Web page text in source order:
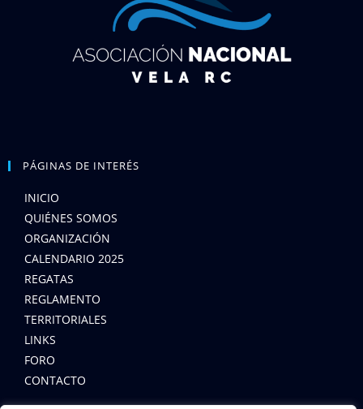
PÁGINAS DE INTERÉS
INICIO
QUIÉNES SOMOS
ORGANIZACIÓN
CALENDARIO 2025
REGATAS
REGLAMENTO
TERRITORIALES
LINKS
FORO
CONTACTO